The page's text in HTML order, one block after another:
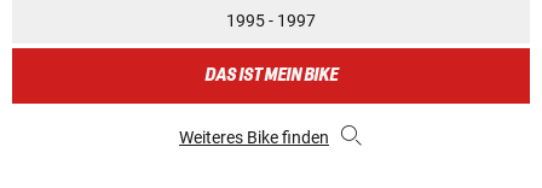
1995 - 1997
DAS IST MEIN BIKE
Weiteres Bike finden